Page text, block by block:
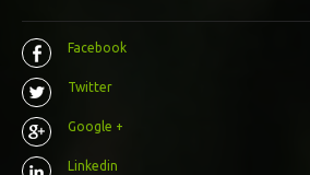
Facebook
Twitter
Google +
Linkedin